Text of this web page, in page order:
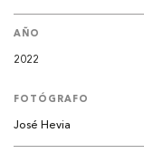
AÑO
2022
FOTÓGRAFO
José Hevia